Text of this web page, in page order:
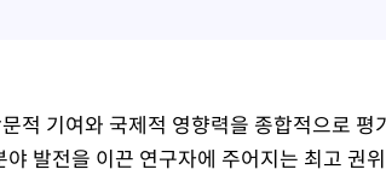
적 기여와 국제적 영향력을 종합적으로 평
발전을 이끈 연구자에 주어지는 최고 권